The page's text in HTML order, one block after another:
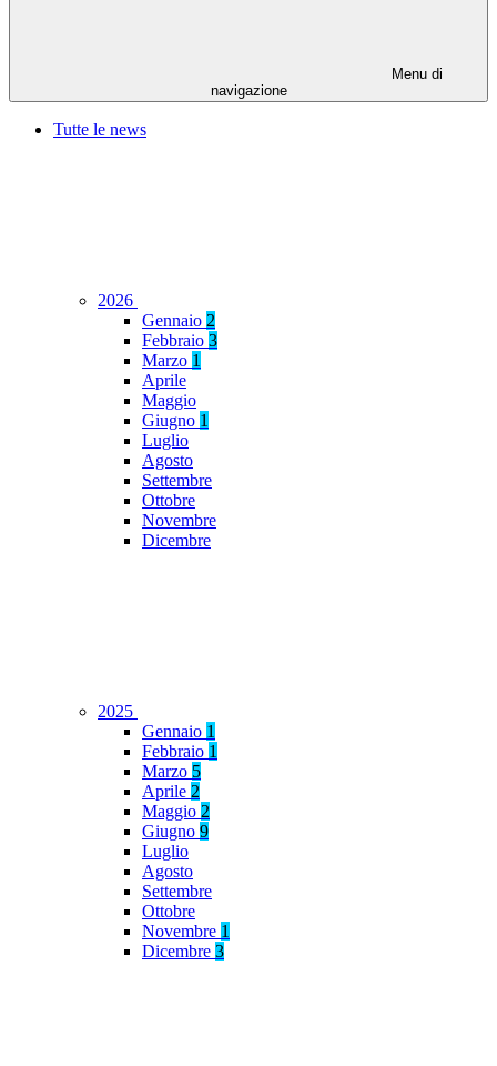
Menu di
navigazione
Tutte le news
2026
Gennaio 2
Febbraio 3
Marzo 1
Aprile
Maggio
Giugno 1
Luglio
Agosto
Settembre
Ottobre
Novembre
Dicembre
2025
Gennaio 1
Febbraio 1
Marzo 5
Aprile 2
Maggio 2
Giugno 9
Luglio
Agosto
Settembre
Ottobre
Novembre 1
Dicembre 3